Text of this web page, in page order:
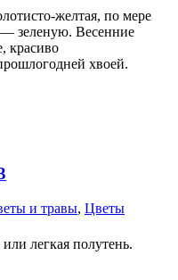
желтая, по мере
— зеленую. Весенние
красиво
хвоей.
и травы, Цветы
легкая полутень.